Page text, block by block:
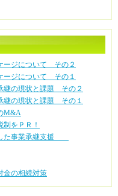
ージについて その２
ージについて その１
継の現状と課題 その２
継の現状と課題 その１
M&A
をＰＲ！
した事業承継支援
金の相続対策